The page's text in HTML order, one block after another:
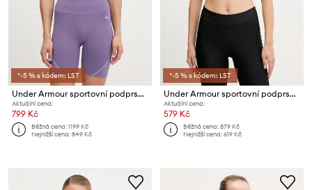
*-5 % s kódem: LST
Under Armour sportovní podprsenka Vanish Seamless
Aktuální cena:
799 Kč
Běžná cena:1199 Kč
Nejnižší cena:849 Kč
*-5 % s kódem: LST
Under Armour sportovní podprsenka UA Crossback
Aktuální cena:
579 Kč
Běžná cena:879 Kč
Nejnižší cena:619 Kč